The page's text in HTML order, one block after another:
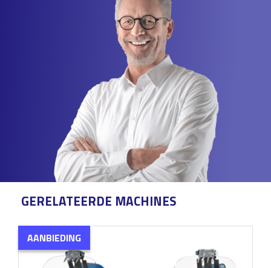
GERELATEERDE MACHINES
AANBIEDING